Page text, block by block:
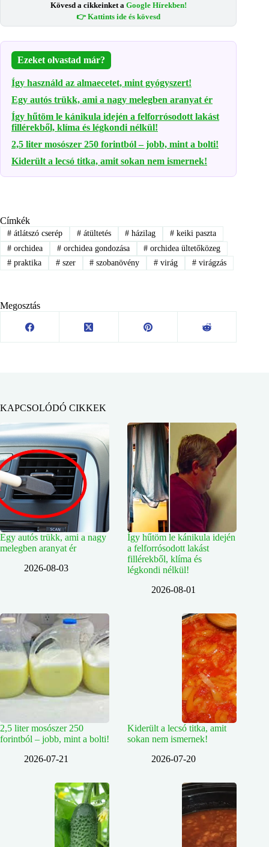
Kövesd a cikkeinket a Google Hírekben!
👉 Kattints ide és kövesd
Ezeket olvastad már?
Így használd az almaecetet, mint gyógyszert!
Egy autós trükk, ami a nagy melegben aranyat ér
Így hűtöm le kánikula idején a felforrósodott lakást
fillérekből, klíma és légkondi nélkül!
2,5 liter mosószer 250 forintból – jobb, mint a bolti!
Kiderült a lecsó titka, amit sokan nem ismernek!
Címkék
#átlátszó cserép #átültetés # házilag # keiki paszta
#orchidea #orchidea gondozása # orchidea ültetőközeg
#praktika #szer # szobanövény # virág # virágzás
Megosztás
KAPCSOLÓDÓ CIKKEK
Egy autós trükk, ami a nagy
melegben aranyat ér
2026-08-03
Így hűtöm le kánikula idején
a felforrósodott lakást
fillérekből, klíma és
légkondi nélkül!
2026-08-01
2,5 liter mosószer 250
forintból – jobb, mint a bolti!
2026-07-21
Kiderült a lecsó titka, amit
sokan nem ismernek!
2026-07-20